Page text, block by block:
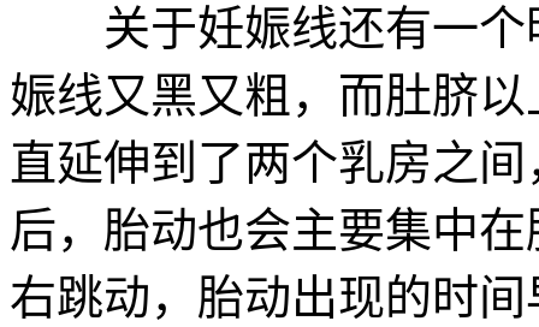
关于妊娠线还有一个
娠线又黑又粗，而肚脐
直延伸到了两个乳房之
后，胎动也会主要集中
右跳动，胎动出现的时